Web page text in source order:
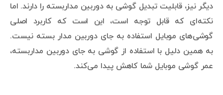
دیگر نیز، قابلیت تبدیل گوشی به دوربین مداربسته را دارند. اما
نکته‌ای که قابل توجه است، این است که کاربرد اصلی
گوشی‌های موبایل استفاده به جای دوربین مدار بسته نیست.
به همین دلیل با استفاده از گوشی به جای دوربین مداربسته،
عمر گوشی موبایل شما کاهش پیدا می‌کند.